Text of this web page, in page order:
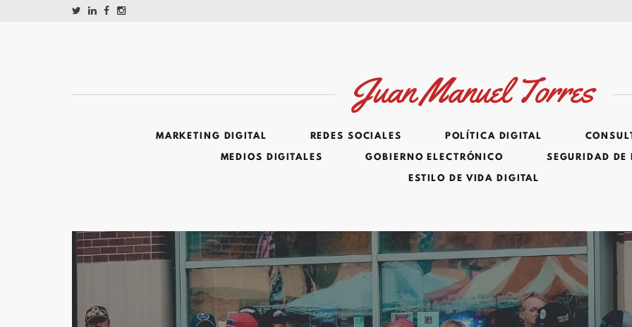
Juan Manuel Torres
MARKETING DIGITAL REDES SOCIALES POLÍTICA DIGITAL
MEDIOS DIGITALES
GOBIERNO ELECTRÓNICO
SEGURIDAD
ESTILO DE VIDA DIGITAL